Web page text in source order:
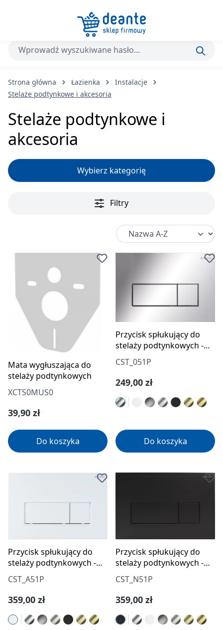
Przejdź do głównej zawartości
Strona główna Łazienka
Instalacje
Stelaże podtynkowe i akcesoria
Stelaże podtynkowe i
akcesoria
Wybierz kategorię
Filtry
Mata wygłuszająca do
stelaży podtynkowych
XCTS0MUS0
Cena regularna:
39,90 zł
Do koszyka
Przycisk spłukujący do
stelaży podtynkowych -
slim
CST_051P
Cena regularna:
249,00 zł
Do koszyka
Przycisk spłukujący do
stelaży podtynkowych -
slim
CST_A51P
Cena regularna:
359,00 zł
Przycisk spłukujący do
stelaży podtynkowych -
slim
CST_N51P
Cena regularna:
359,00 zł